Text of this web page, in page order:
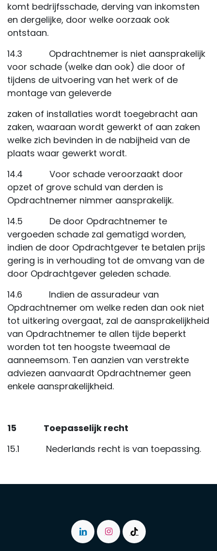
komt bedrijfsschade, derving van inkomsten
en dergelijke, door welke oorzaak ook
ontstaan.
14.3 Opdrachtnemer is niet aansprakelijk
voor schade (welke dan ook) die door of
tijdens de uitvoering van het werk of de
montage van geleverde
zaken of installaties wordt toegebracht aan
zaken, waaraan wordt gewerkt of aan zaken
welke zich bevinden in de nabijheid van de
plaats waar gewerkt wordt.
14.4 Voor schade veroorzaakt door
opzet of grove schuld van derden is
Opdrachtnemer nimmer aansprakelijk.
14.5 De door Opdrachtnemer te
vergoeden schade zal gematigd worden,
indien de door Opdrachtgever te betalen prijs
gering is in verhouding tot de omvang van de
door Opdrachtgever geleden schade.
14.6 Indien de assuradeur van
Opdrachtnemer om welke reden dan ook niet
tot uitkering overgaat, zal de aansprakelijkheid
van Opdrachtnemer te allen tijde beperkt
worden tot ten hoogste tweemaal de
aanneemsom. Ten aanzien van verstrekte
adviezen aanvaardt Opdrachtnemer geen
enkele aansprakelijkheid.
15 Toepasselijk recht
15.1 Nederlands recht is van toepassing.